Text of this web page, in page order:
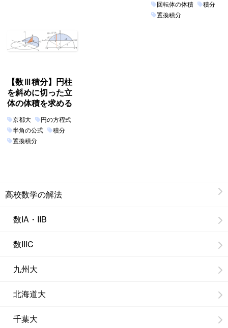
回転体の体積
積分
置換積分
【数Ⅲ積分】円柱
を斜めに切った立
体の体積を求める
京都大
円の方程式
半角の公式
積分
置換積分
高校数学の解法
数IA・IIB
数IIIC
九州大
北海道大
千葉大